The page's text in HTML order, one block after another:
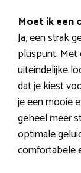
Moet ik een
Ja, een strak
pluspunt. Met
uiteindelijke
dat je kiest
je een mooie
geheel meer
optimale
comfortabele